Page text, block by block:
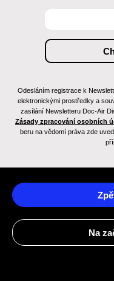
Odesláním registrace k
elektronickými prostředky a
zasílání Newsletteru Doc-Air
Zásady zpracování osobních
beru na vědomí práva zde
Na